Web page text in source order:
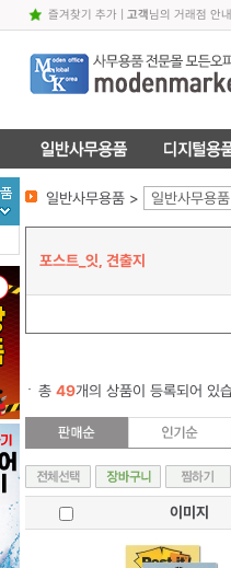
즐겨찾기 추가| 고객님의 거래점 안
일반사무용품 > 일반사무용품
포스트_잇, 견출지
총 49개의 상품이 등록되어 있
이미지